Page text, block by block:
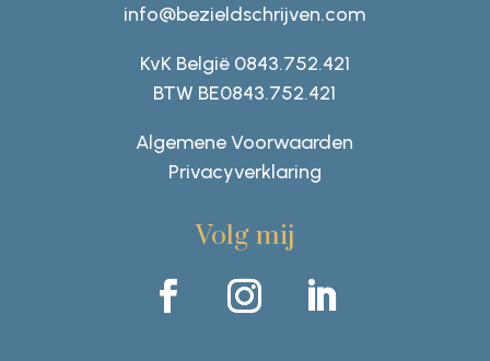
info@bezieldschrijven.com
KvK België 0843.752.421
BTW BE0843.752.421
Algemene Voorwaarden
Privacyverklaring
Volg mij